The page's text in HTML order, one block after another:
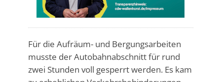
Für die Aufräum- und Bergungsarbeiten
musste der Autobahnabschnitt für rund
zwei Stunden voll gesperrt werden. Es kam